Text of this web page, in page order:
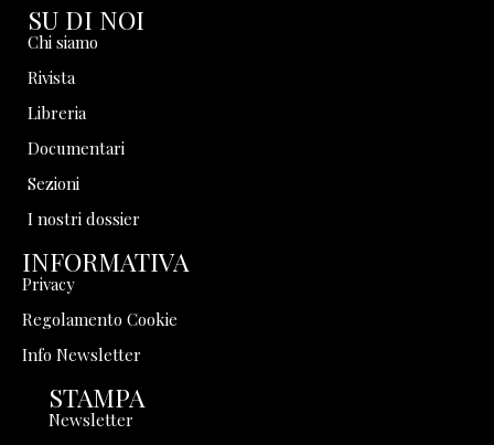
SU DI NOI
Chi siamo
Rivista
Libreria
Documentari
Sezioni
I nostri dossier
INFORMATIVA
Privacy
Regolamento Cookie
Info Newsletter
STAMPA
Newsletter